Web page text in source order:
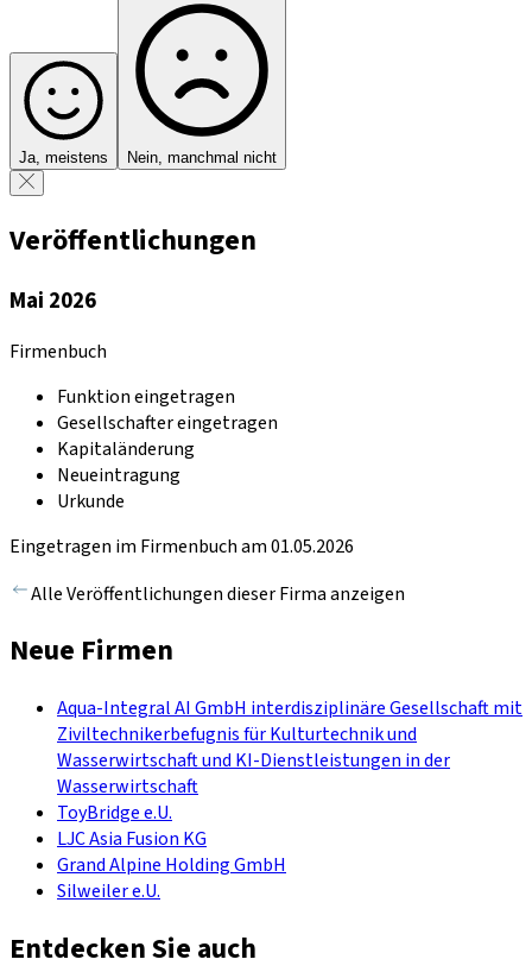
Ja, meistens Nein, manchmal nicht
Veröffentlichungen
Mai 2026
Firmenbuch
Funktion eingetragen
Gesellschafter eingetragen
Kapitaländerung
Neueintragung
Urkunde
Eingetragen im Firmenbuch am 01.05.2026
Alle Veröffentlichungen dieser Firma anzeigen
Neue Firmen
Aqua-Integral AI GmbH interdisziplinäre Gesellschaft mit
Ziviltechnikerbefugnis für Kulturtechnik und
Wasserwirtschaft und KI-Dienstleistungen in der
Wasserwirtschaft
ToyBridge e.U.
LJC Asia Fusion KG
Grand Alpine Holding GmbH
Silweiler e.U.
Entdecken Sie auch